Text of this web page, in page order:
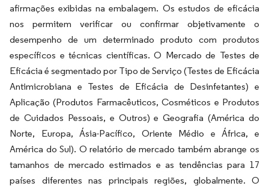
afirmações exibidas na embalagem. Os estudos de eficácia
nos permitem verificar ou confirmar objetivamente o
desempenho de um determinado produto com produtos
específicos e técnicas científicas. O Mercado de Testes de
Eficácia é segmentado por Tipo de Serviço (Testes de Eficácia
Antimicrobiana e Testes de Eficácia de Desinfetantes) e
Aplicação (Produtos Farmacêuticos, Cosméticos e Produtos
de Cuidados Pessoais, e Outros) e Geografia (América do
Norte, Europa, Ásia-Pacífico, Oriente Médio e África, e
América do Sul). O relatório de mercado também abrange os
tamanhos de mercado estimados e as tendências para 17
países diferentes nas principais regiões, globalmente. O